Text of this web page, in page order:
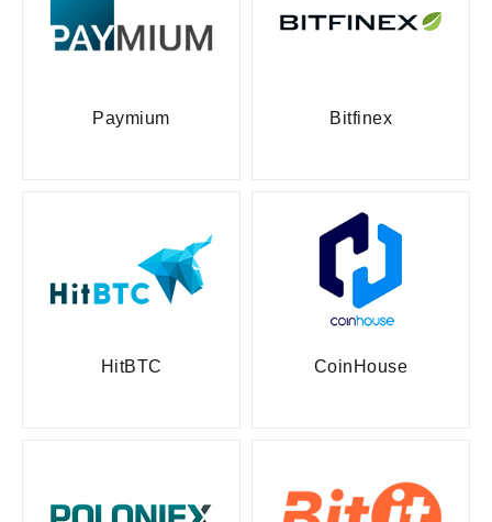
Paymium Bitfinex
HitBTC CoinHouse